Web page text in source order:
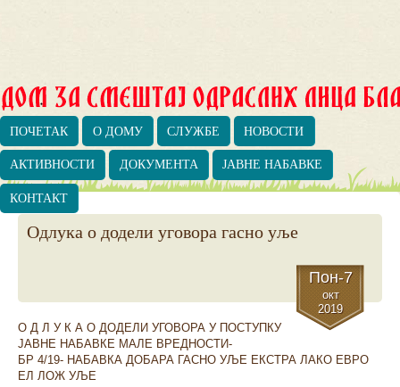
ПОЧЕТАК О ДОМУ СЛУЖБЕ НОВОСТИ
АКТИВНОСТИ ДОКУМЕНТА ЈАВНЕ НАБАВКЕ
КОНТАКТ
Одлука о додели уговора гасно уље
Пон-7
окт
2019
О Д Л У К А О ДОДЕЛИ УГОВОРА У ПОСТУПКУ
ЈАВНЕ НАБАВКЕ МАЛЕ ВРЕДНОСТИ-
БР 4/19- НАБАВКА ДОБАРА ГАСНО УЉЕ ЕКСТРА ЛАКО ЕВРО
ЕЛ ЛОЖ УЉЕ